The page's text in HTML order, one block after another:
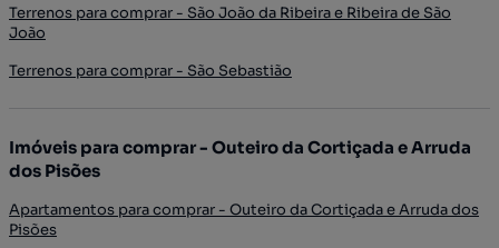
Terrenos para comprar - São João da Ribeira e Ribeira de São
João
Terrenos para comprar - São Sebastião
Imóveis para comprar - Outeiro da Cortiçada e Arruda
dos Pisões
Apartamentos para comprar - Outeiro da Cortiçada e Arruda dos
Pisões